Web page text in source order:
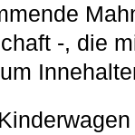
-, die